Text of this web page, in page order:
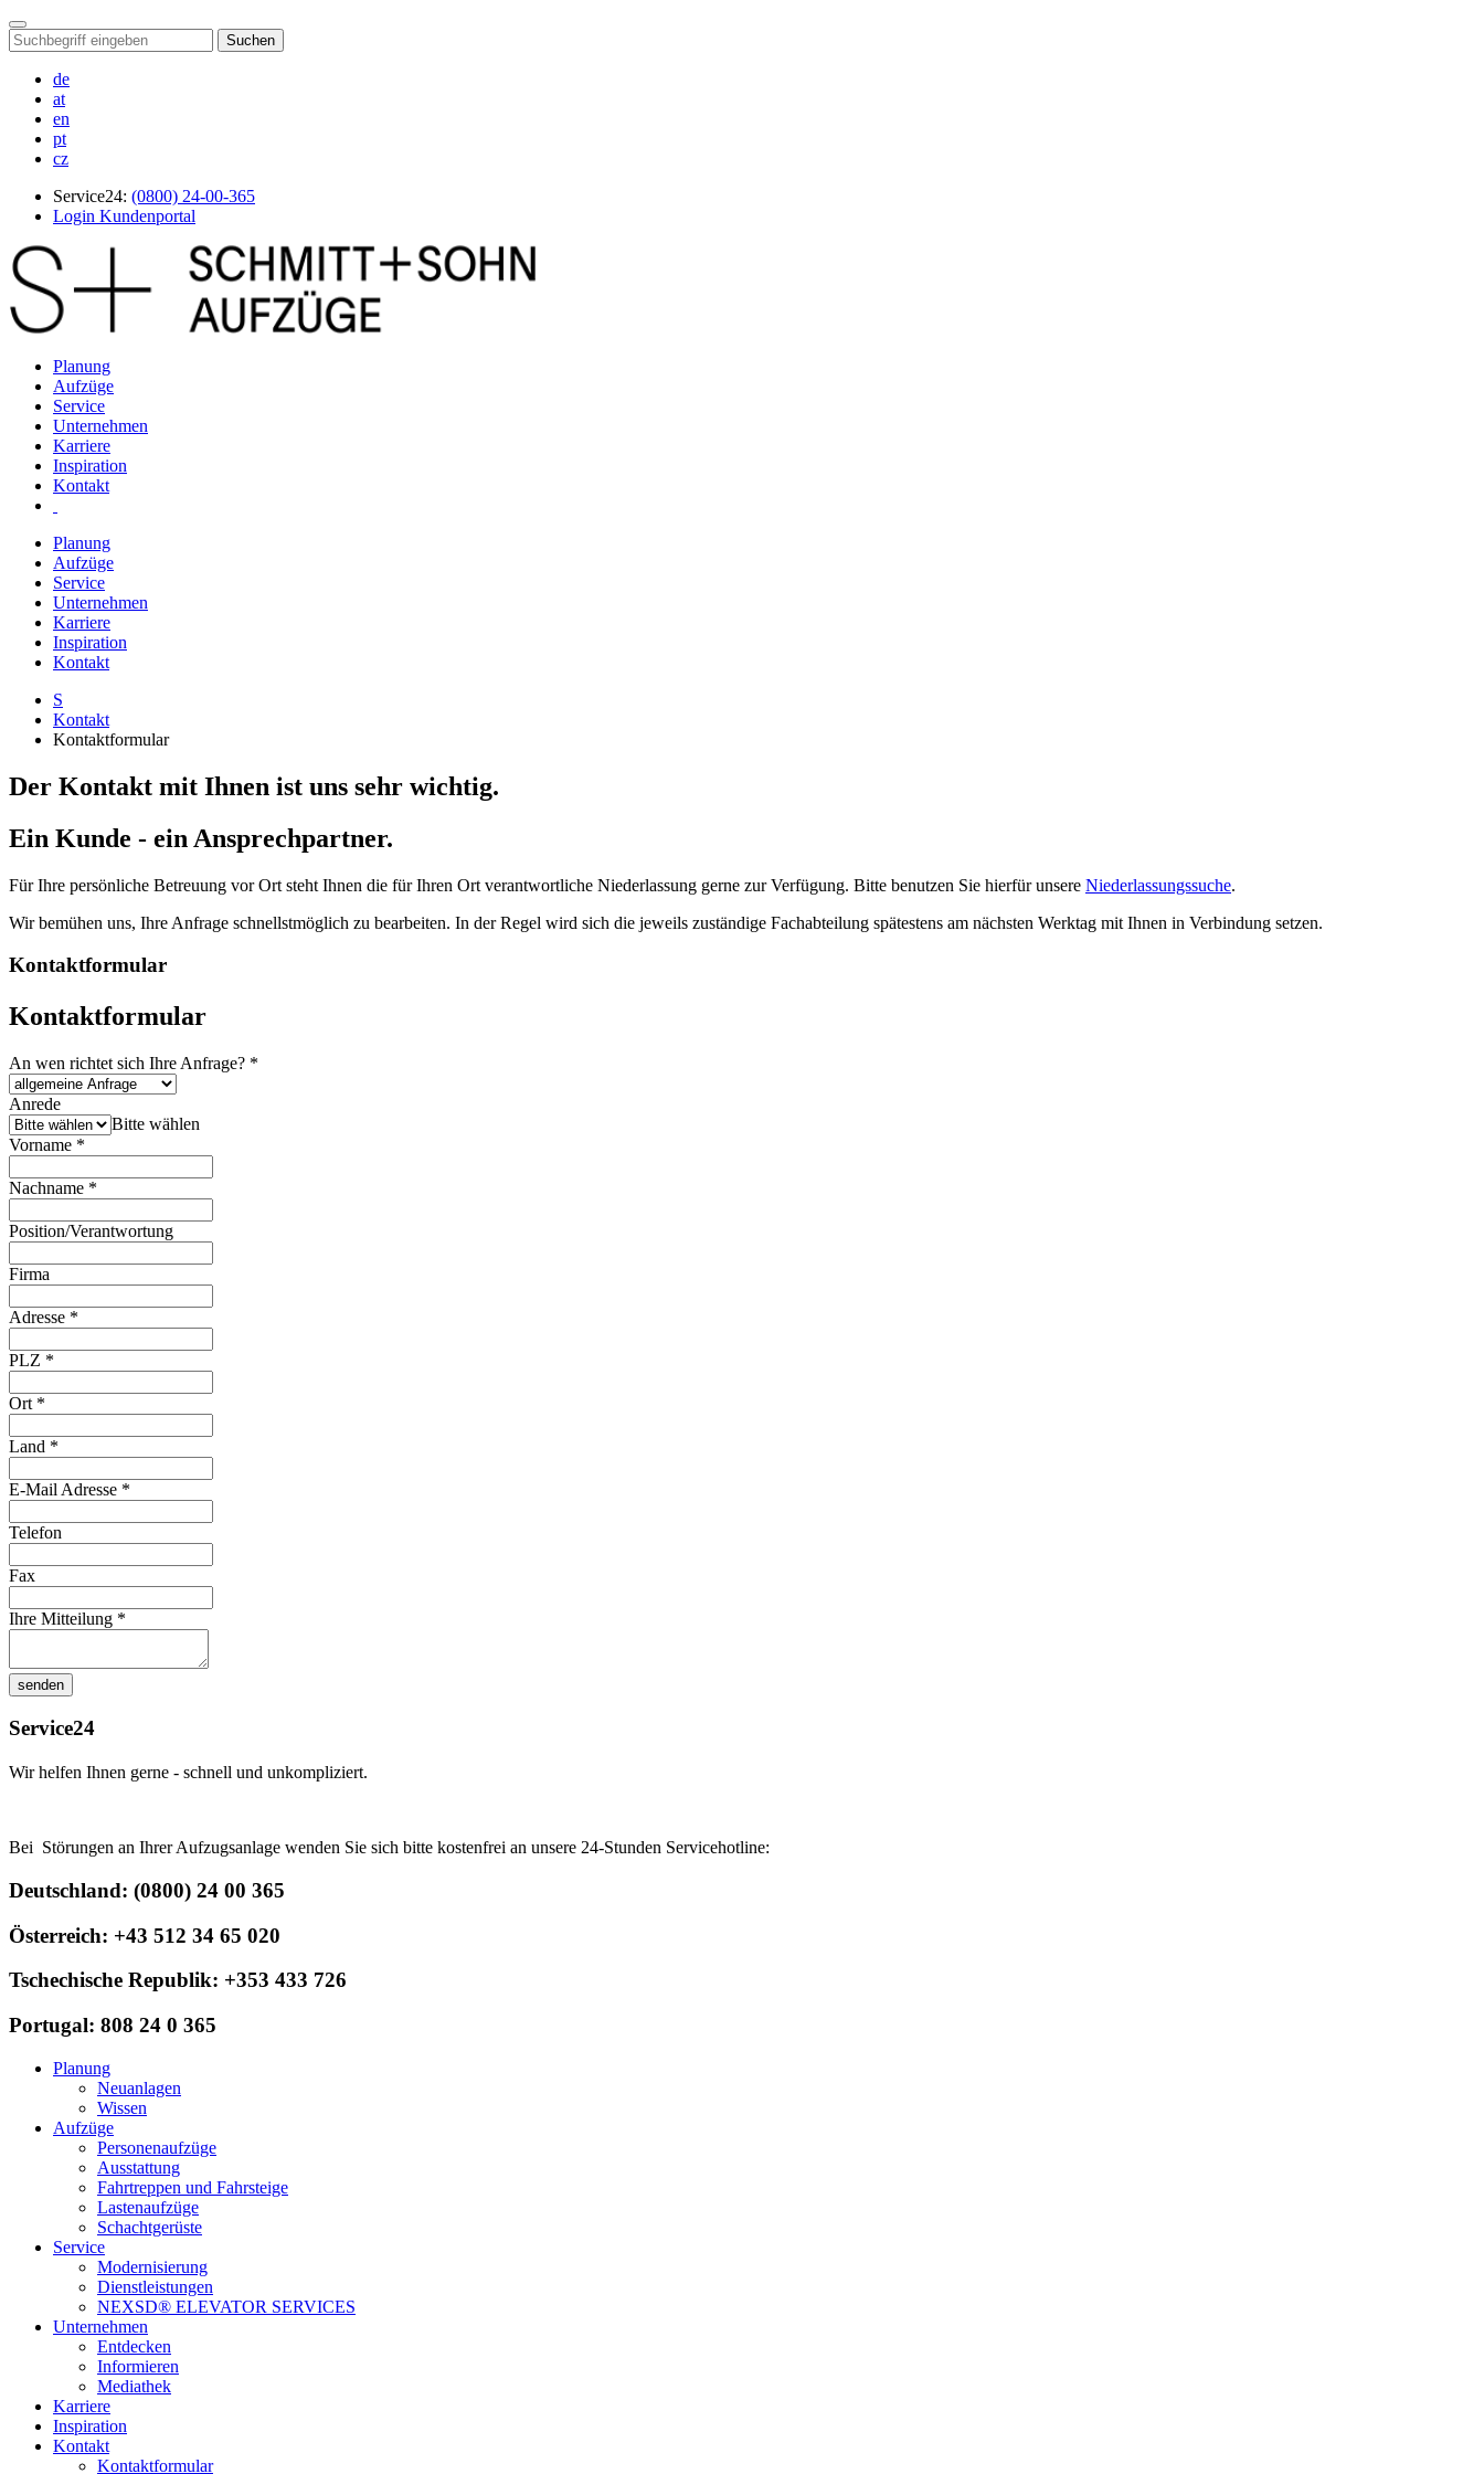
Suchen
de
at
en
pt
cz
Service24: (0800) 24-00-365
Login Kundenportal
Planung
Aufzüge
Service
Unternehmen
Karriere
Inspiration
Kontakt
Planung
Aufzüge
Service
Unternehmen
Karriere
Inspiration
Kontakt
S
Kontakt
Kontaktformular
Der Kontakt mit Ihnen ist uns sehr wichtig.
Ein Kunde - ein Ansprechpartner.
Für Ihre persönliche Betreuung vor Ort steht Ihnen die für Ihren Ort verantwortliche Niederlassung gerne zur Verfügung. Bitte benutzen Sie hierfür unsere Niederlassungssuche.
Wir bemühen uns, Ihre Anfrage schnellstmöglich zu bearbeiten. In der Regel wird sich die jeweils zuständige Fachabteilung spätestens am nächsten Werktag mit Ihnen in Verbindung setzen.
Kontaktformular
Kontaktformular
An wen richtet sich Ihre Anfrage? *
Anrede
Bitte wählen
Vorname *
Nachname *
Position/Verantwortung
Firma
Adresse *
PLZ *
Ort *
Land *
E-Mail Adresse *
Telefon
Fax
Ihre Mitteilung *
senden
Service24
Wir helfen Ihnen gerne - schnell und unkompliziert.
Bei Störungen an Ihrer Aufzugsanlage wenden Sie sich bitte kostenfrei an unsere 24-Stunden Servicehotline:
Deutschland: (0800) 24 00 365
Österreich: +43 512 34 65 020
Tschechische Republik: +353 433 726
Portugal: 808 24 0 365
Planung
Neuanlagen
Wissen
Aufzüge
Personenaufzüge
Ausstattung
Fahrtreppen und Fahrsteige
Lastenaufzüge
Schachtgerüste
Service
Modernisierung
Dienstleistungen
NEXSD® ELEVATOR SERVICES
Unternehmen
Entdecken
Informieren
Mediathek
Karriere
Inspiration
Kontakt
Kontaktformular